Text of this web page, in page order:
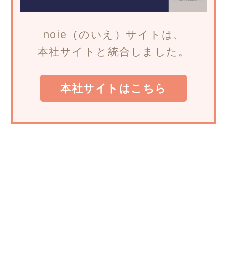
noie（のいえ）サイトは、
本社サイトと統合しました。
本社サイトはこちら